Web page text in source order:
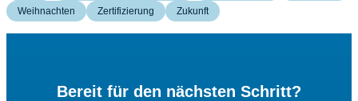
Weihnachten
Zertifizierung Zukunft
Bereit für den nächsten Schritt?